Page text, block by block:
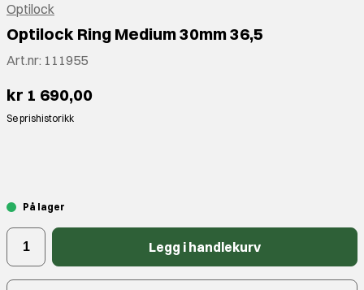
Optilock
Optilock Ring Medium 30mm 36,5
Art.nr: 111955
kr 1 690,00
Se prishistorikk
På lager
Legg i handlekurv